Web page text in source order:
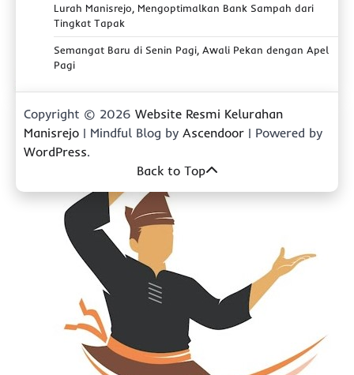
Lurah Manisrejo, Mengoptimalkan Bank Sampah dari
Tingkat Tapak
Semangat Baru di Senin Pagi, Awali Pekan dengan Apel
Pagi
Copyright © 2026 Website Resmi Kelurahan
Manisrejo | Mindful Blog by Ascendoor | Powered by
WordPress.
Back to Top